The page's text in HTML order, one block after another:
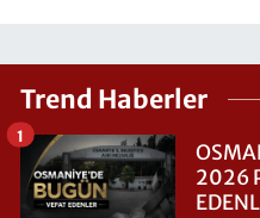
Trend Haberler
2026
1